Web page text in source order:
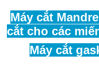
Máy cắt
cắt cho các
Máy cắt